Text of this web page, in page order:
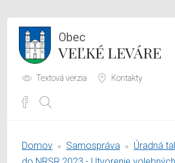
Obec
VEĽKÉ LEVÁRE
Textová verzia Kontakty
Samospráva
Domov Samospráva Úradná